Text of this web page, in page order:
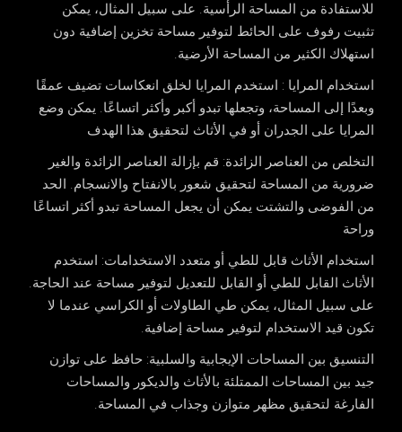
للاستفادة من المساحة الرأسية. على سبيل المثال، يمكن
تثبيت رفوف على الحائط لتوفير مساحة تخزين إضافية دون
استهلاك الكثير من المساحة الأرضية.
استخدام المرايا : استخدم المرايا لخلق انعكاسات تضيف عمقًا
وبعدًا إلى المساحة، وتجعلها تبدو أكبر وأكثر اتساعًا. يمكن وضع
المرايا على الجدران أو في الأثاث لتحقيق هذا الهدف
التخلص من العناصر الزائدة: قم بإزالة العناصر الزائدة والغير
ضرورية من المساحة لتحقيق شعور بالانفتاح والانسجام. الحد
من الفوضى والتشتت يمكن أن يجعل المساحة تبدو أكثر اتساعًا
وراحة
استخدام الأثاث قابل للطي أو متعدد الاستخدامات: استخدم
الأثاث القابل للطي أو القابل للتعديل لتوفير مساحة عند الحاجة.
على سبيل المثال، يمكن طي الطاولات أو الكراسي عندما لا
تكون قيد الاستخدام لتوفير مساحة إضافية.
التنسيق بين المساحات الإيجابية والسلبية: حافظ على توازن
جيد بين المساحات الممتلئة بالأثاث والديكور والمساحات
الفارغة لتحقيق مظهر متوازن وجذاب في المساحة.